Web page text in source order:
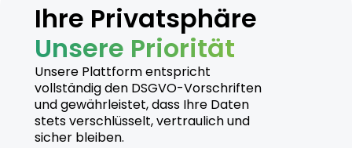
Ihre Privatsphäre
Unsere Priorität
Unsere Plattform entspricht
vollständig den DSGVO-Vorschriften
und gewährleistet, dass Ihre Daten
stets verschlüsselt, vertraulich und
sicher bleiben.